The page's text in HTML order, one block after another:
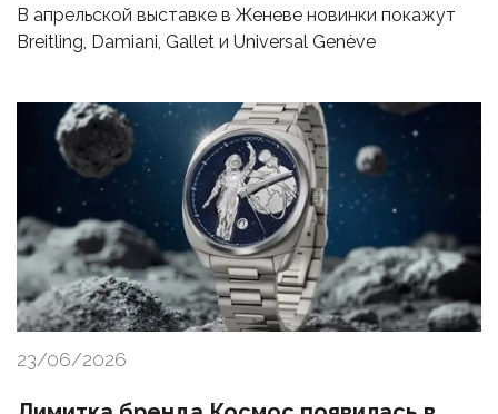
В апрельской выставке в Женеве новинки покажут
Breitling, Damiani, Gallet и Universal Genève
23/06/2026